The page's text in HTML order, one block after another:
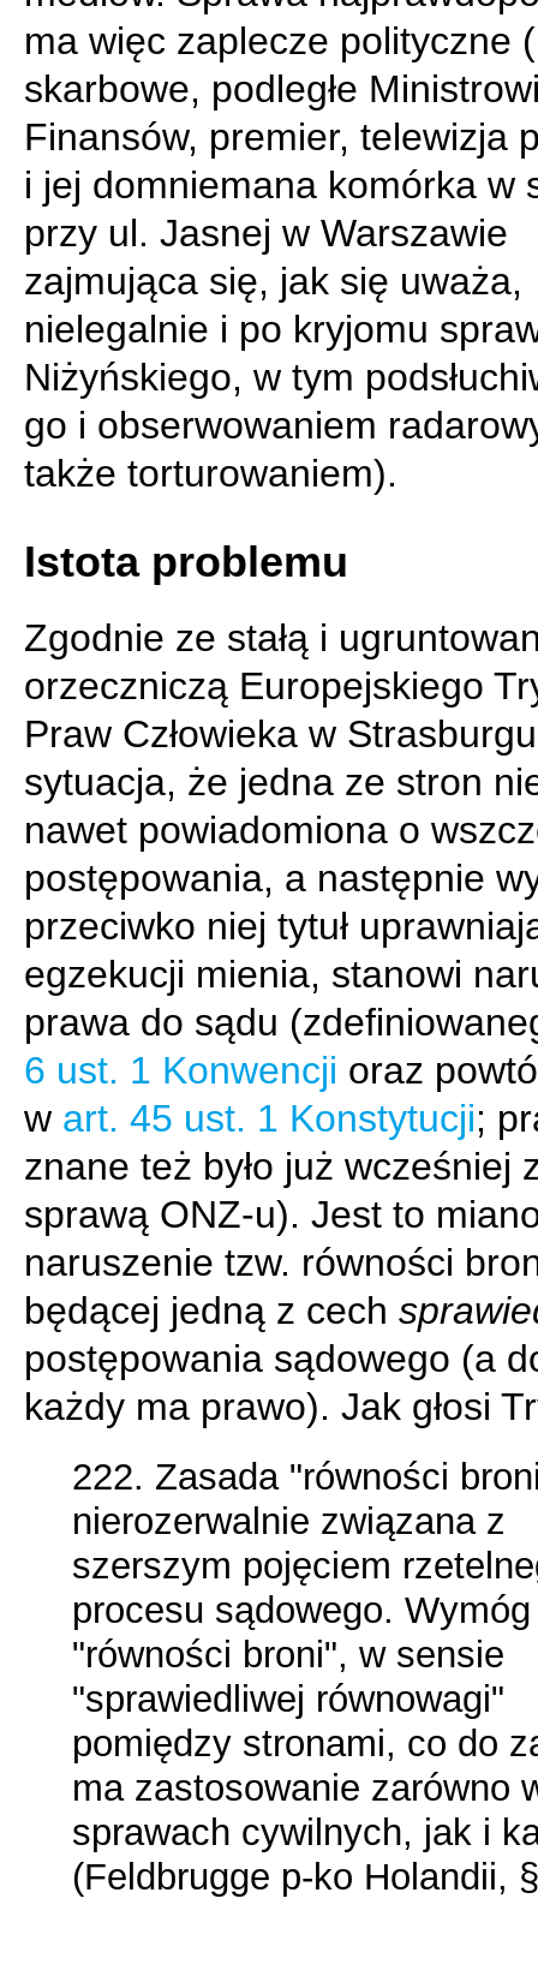
ma więc zaplecze polityczne
skarbowe, podległe
Finansów, premier, telewizja
i jej domniemana komórka w
przy ul. Jasnej w Warszawie
zajmująca się, jak się uważa,
nielegalnie i po kryjomu
Niżyńskiego, w tym
go i obserwowaniem
także torturowaniem).
Istota problemu
Zgodnie ze stałą i
orzeczniczą Europejskiego
Praw Człowieka w Strasburgu
sytuacja, że jedna ze stron
nawet powiadomiona o
postępowania, a następnie
przeciwko niej tytuł
egzekucji mienia, stanowi
prawa do sądu
6 ust. 1 Konwencji oraz
w art. 45 ust. 1 Konstytucji;
znane też było już wcześniej
sprawą ONZ-u). Jest to
naruszenie tzw. równości
będącej jedną z cech
postępowania sądowego (a
każdy ma prawo). Jak głosi
222. Zasada "równości
nierozerwalnie związana z
szerszym pojęciem
procesu sądowego. Wymóg
"równości broni", w sensie
"sprawiedliwej równowagi"
pomiędzy stronami, co do
ma zastosowanie zarówno
sprawach cywilnych, jak i
(Feldbrugge p-ko Holandii,